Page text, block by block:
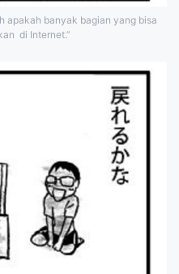
apakah banyak bagian yang bisa
di Internet.”